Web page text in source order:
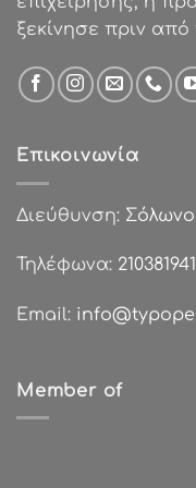
ξεκίνησε πριν από
Επικοινωνία
Διεύθυνση:
Τηλέφωνα:
Email:
Member of